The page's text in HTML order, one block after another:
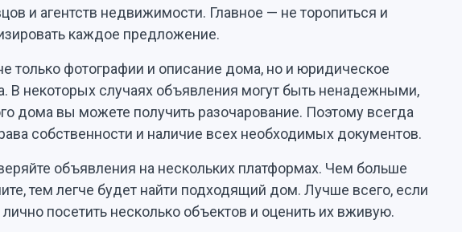
и агентств недвижимости. Главное — не торопиться и
каждое предложение.
только фотографии и описание дома, но и юридическое
В некоторых случаях объявления могут быть ненадежными,
дома вы можете получить разочарование. Поэтому всегда
собственности и наличие всех необходимых документов.
объявления на нескольких платформах. Чем больше
тем легче будет найти подходящий дом. Лучше всего, если
посетить несколько объектов и оценить их вживую.